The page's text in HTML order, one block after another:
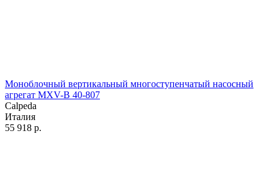
Моноблочный вертикальный многоступенчатый насосный
агрегат MXV-B 40-807
Calpeda
Италия
55 918 р.